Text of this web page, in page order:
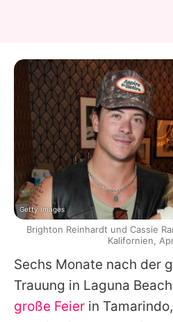
Sechs Monate nach der
Trauung in Laguna
große Feier in
Getty Images
Brighton Reinhardt und Cassie
Kalifornien,